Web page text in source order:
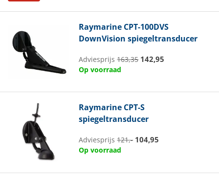
Raymarine CPT-100DVS
DownVision spiegeltransducer
Adviesprijs163,35 142,95
Op voorraad
Raymarine CPT-S
spiegeltransducer
Adviesprijs121,- 104,95
Op voorraad